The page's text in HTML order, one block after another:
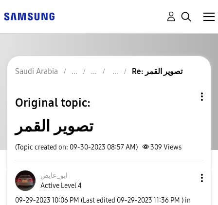
Saudi Arabia Re: تصوير القمر
Original topic:
تصوير القمر
(Topic created on: 09-30-2023 08:57 AM) 309 Views
ابو_عايض
Active Level 4
‎09-29-202310:06 PM (Last edited ‎09-29-202311:36 PM ) in